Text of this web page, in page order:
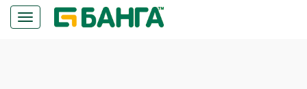
Кнопка
меню